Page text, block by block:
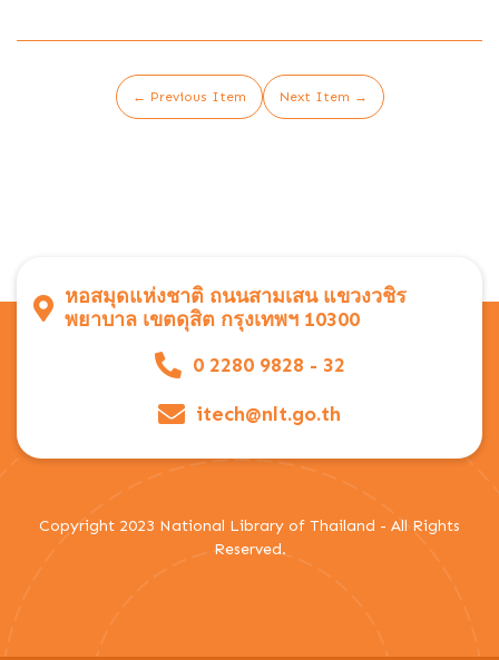
← Previous Item Next Item →
หอสมุดแห่งชาติ ถนนสามเสน แขวงวชิร
พยาบาล เขตดุสิต กรุงเทพฯ 10300
0 2280 9828 - 32
itech@nlt.go.th
Copyright 2023 National Library of Thailand - All Rights
Reserved.